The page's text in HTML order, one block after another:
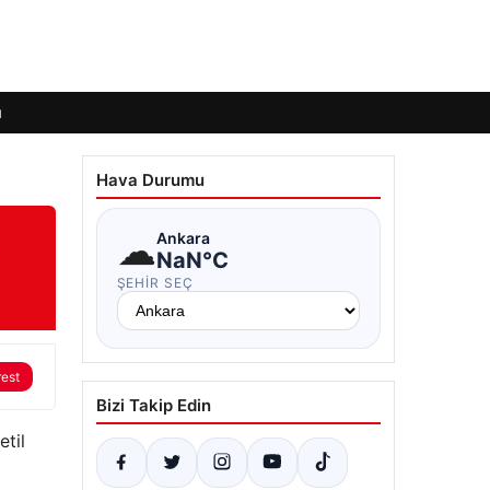
Hava Durumu
☁Ankara
NaN°C
ŞEHIR SEÇ
Bizi Takip Edin